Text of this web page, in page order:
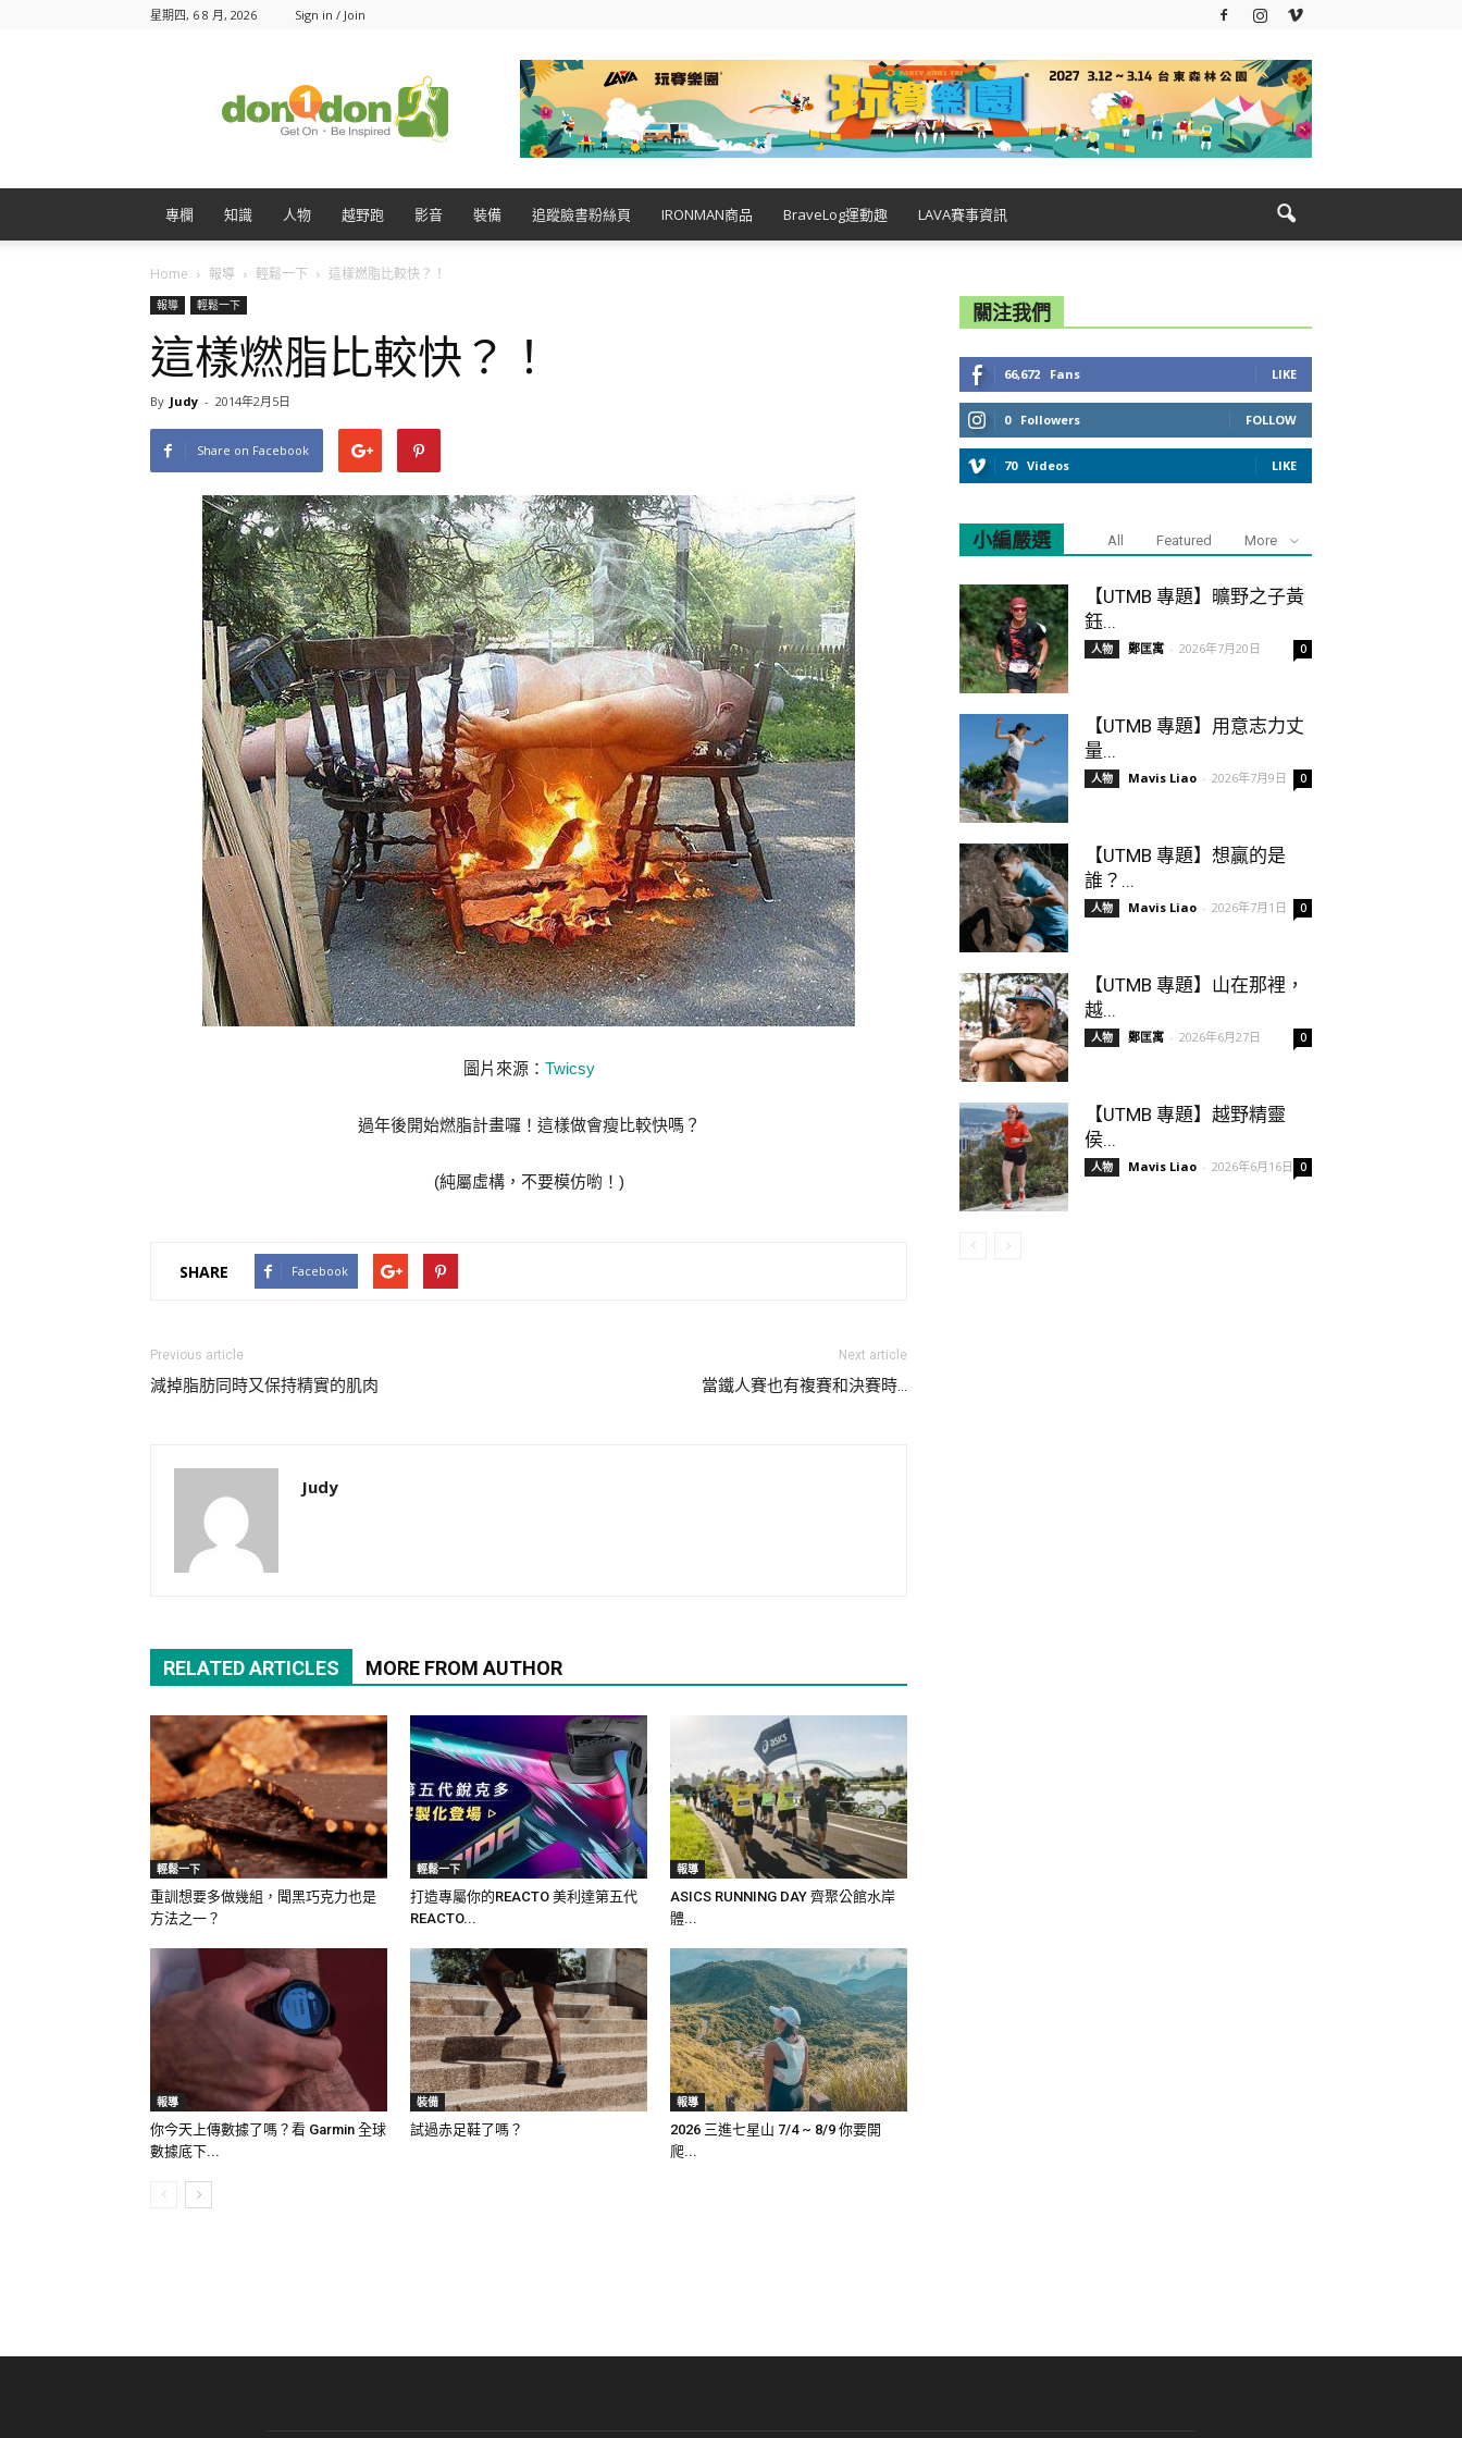
星期四, 6 8 月, 2026 Sign in / Join
專欄 知識 人物 越野跑 影音 裝備 追蹤臉書粉絲頁 IRONMAN商品 BraveLog運動趣 LAVA賽事資訊
Home 報導 輕鬆一下 這樣燃脂比較快？！
報導 輕鬆一下
這樣燃脂比較快？！
By Judy - 2014年2月5日
Share on Facebook
圖片來源： Twicsy
過年後開始燃脂計畫囉！這樣做會瘦比較快嗎？
(純屬虛構，不要模仿喲！)
SHARE Facebook
Previous article
減掉脂肪同時又保持精實的肌肉
Next article
當鐵人賽也有複賽和決賽時…
Judy
RELATED ARTICLES MORE FROM AUTHOR
輕鬆一下
重訓想要多做幾組，聞黑巧克力也是
方法之一？
輕鬆一下
打造專屬你的REACTO 美利達第五代
REACTO...
報導
ASICS RUNNING DAY 齊聚公館水岸
體...
報導
你今天上傳數據了嗎？看 Garmin 全球
數據底下...
裝備
試過赤足鞋了嗎？
報導
2026 三進七星山 7/4 ~ 8/9 你要開
爬...
關注我們
66,672 Fans LIKE
0 Followers FOLLOW
70 Videos LIKE
小編嚴選 All Featured More
【UTMB 專題】曠野之子黃
鈺...
人物 鄭匡寓 - 2026年7月20日 0
【UTMB 專題】用意志力丈
量...
人物 Mavis Liao - 2026年7月9日 0
【UTMB 專題】想贏的是
誰？...
人物 Mavis Liao - 2026年7月1日 0
【UTMB 專題】山在那裡，
越...
人物 鄭匡寓 - 2026年6月27日 0
【UTMB 專題】越野精靈
侯...
人物 Mavis Liao - 2026年6月16日 0